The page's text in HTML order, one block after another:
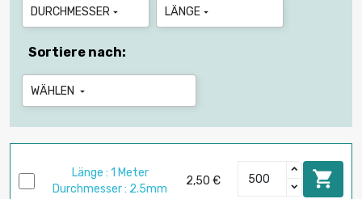
DURCHMESSER  LÄNGE 
Sortiere nach:
WÄHLEN 
Länge : 1 Meter
Durchmesser : 2.5mm
2,50 € 